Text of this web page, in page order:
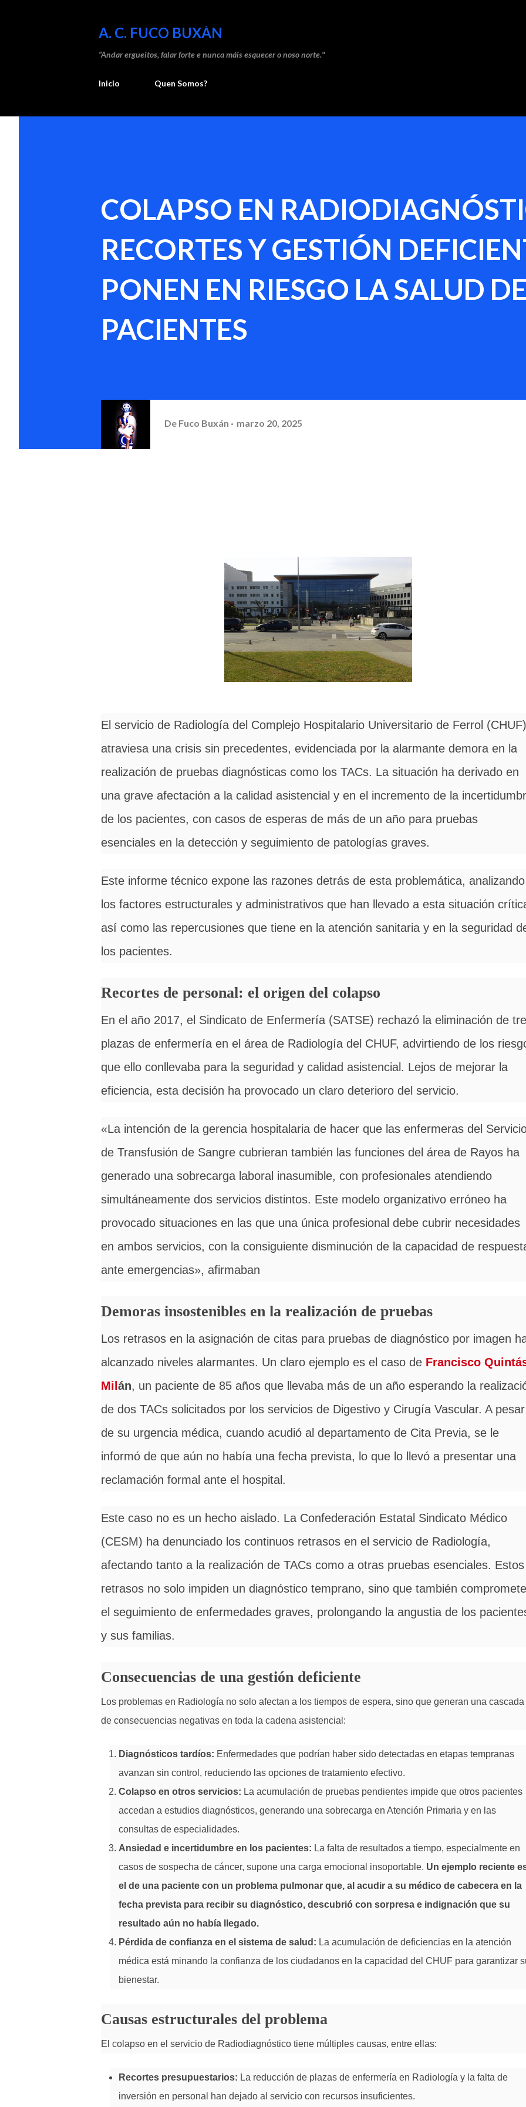
A. C. FUCO BUXÁN
“Andar ergueitos, falar forte e nunca máis esquecer o noso norte."
Inicio Quen Somos?
COLAPSO EN
RECORTES Y GESTIÓN
PONEN EN RIESGO LA SALUD
PACIENTES
De Fuco Buxán marzo 20, 2025
El servicio de Radiología del Complejo Hospitalario Universitario de Ferrol (CHUF)
atraviesa una crisis sin precedentes, evidenciada por la alarmante demora en la
realización de pruebas diagnósticas como los TACs. La situación ha derivado en
una grave afectación a la calidad asistencial y en el incremento de la
de los pacientes, con casos de esperas de más de un año para pruebas
esenciales en la detección y seguimiento de patologías graves.
Este informe técnico expone las razones detrás de esta problemática, analizando
los factores estructurales y administrativos que han llevado a esta situación
así como las repercusiones que tiene en la atención sanitaria y en la seguridad
los pacientes.
Recortes de personal: el origen del colapso
En el año 2017, el Sindicato de Enfermería (SATSE) rechazó la eliminación de
plazas de enfermería en el área de Radiología del CHUF, advirtiendo de los
que ello conllevaba para la seguridad y calidad asistencial. Lejos de mejorar la
eficiencia, esta decisión ha provocado un claro deterioro del servicio.
«La intención de la gerencia hospitalaria de hacer que las enfermeras del
de Transfusión de Sangre cubrieran también las funciones del área de Rayos ha
generado una sobrecarga laboral inasumible, con profesionales atendiendo
simultáneamente dos servicios distintos. Este modelo organizativo erróneo ha
provocado situaciones en las que una única profesional debe cubrir necesidades
en ambos servicios, con la consiguiente disminución de la capacidad de
ante emergencias», afirmaban
Demoras insostenibles en la realización de pruebas
Los retrasos en la asignación de citas para pruebas de diagnóstico por imagen
alcanzado niveles alarmantes. Un claro ejemplo es el caso de Francisco
Milán, un paciente de 85 años que llevaba más de un año esperando la
de dos TACs solicitados por los servicios de Digestivo y Cirugía Vascular. A pesar
de su urgencia médica, cuando acudió al departamento de Cita Previa, se le
informó de que aún no había una fecha prevista, lo que lo llevó a presentar una
reclamación formal ante el hospital.
Este caso no es un hecho aislado. La Confederación Estatal Sindicato Médico
(CESM) ha denunciado los continuos retrasos en el servicio de Radiología,
afectando tanto a la realización de TACs como a otras pruebas esenciales. Estos
retrasos no solo impiden un diagnóstico temprano, sino que también
el seguimiento de enfermedades graves, prolongando la angustia de los
y sus familias.
Consecuencias de una gestión deficiente
Los problemas en Radiología no solo afectan a los tiempos de espera, sino que generan una cascada
de consecuencias negativas en toda la cadena asistencial:
Diagnósticos tardíos: Enfermedades que podrían haber sido detectadas en etapas tempranas
avanzan sin control, reduciendo las opciones de tratamiento efectivo.
Colapso en otros servicios: La acumulación de pruebas pendientes impide que otros pacientes
accedan a estudios diagnósticos, generando una sobrecarga en Atención Primaria y en las
consultas de especialidades.
Ansiedad e incertidumbre en los pacientes: La falta de resultados a tiempo, especialmente en
casos de sospecha de cáncer, supone una carga emocional insoportable. Un ejemplo reciente
el de una paciente con un problema pulmonar que, al acudir a su médico de cabecera en la
fecha prevista para recibir su diagnóstico, descubrió con sorpresa e indignación que su
resultado aún no había llegado.
Pérdida de confianza en el sistema de salud: La acumulación de deficiencias en la atención
médica está minando la confianza de los ciudadanos en la capacidad del CHUF para garantizar
bienestar.
Causas estructurales del problema
El colapso en el servicio de Radiodiagnóstico tiene múltiples causas, entre ellas:
Recortes presupuestarios: La reducción de plazas de enfermería en Radiología y la falta de
inversión en personal han dejado al servicio con recursos insuficientes.